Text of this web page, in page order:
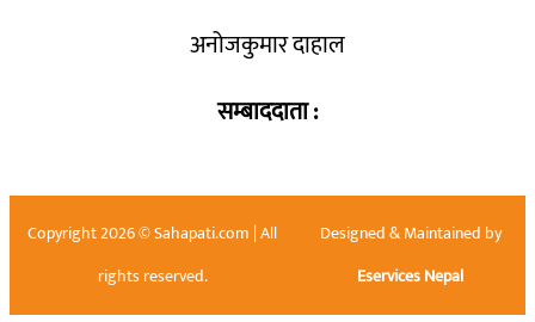
अनोजकुमार दाहाल
सम्बाददाता :
Copyright 2026 © Sahapati.com | All
rights reserved.
Designed & Maintained by
Eservices Nepal